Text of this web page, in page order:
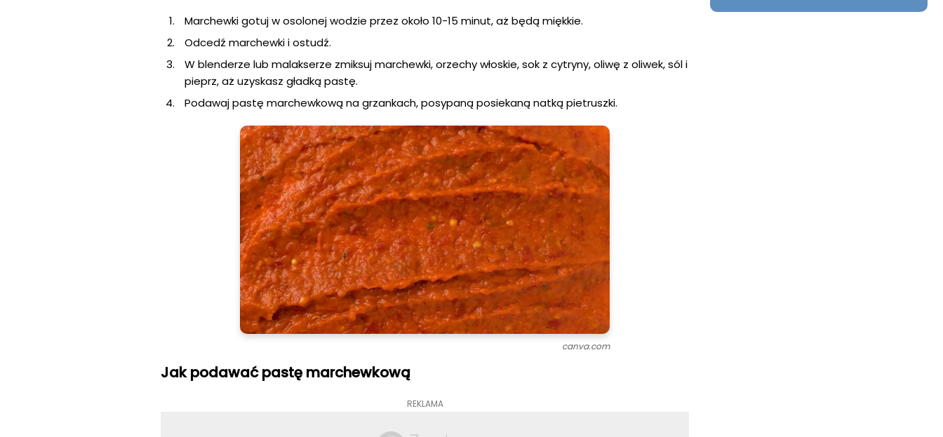
Marchewki gotuj w osolonej wodzie przez około 10-15 minut, aż będą miękkie.
Odcedź marchewki i ostudź.
W blenderze lub malakserze zmiksuj marchewki, orzechy włoskie, sok z cytryny, oliwę z oliwek, sól i
pieprz, aż uzyskasz gładką pastę.
Podawaj pastę marchewkową na grzankach, posypaną posiekaną natką pietruszki.
canva.com
Jak podawać pastę marchewkową
REKLAMA